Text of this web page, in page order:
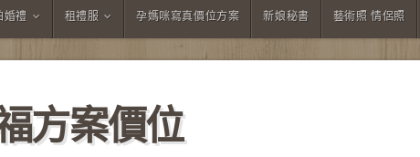
婚禮 租禮服 孕媽咪寫真價位方案 新娘秘書 藝術照 情侶照
方案價位